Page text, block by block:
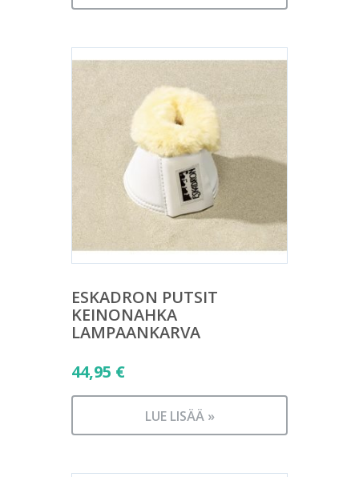
ESKADRON PUTSIT
KEINONAHKA
LAMPAANKARVA
44,95 €
LUE LISÄÄ »